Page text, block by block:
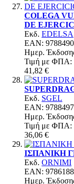
COLEGA
DE
Εκδ. EDELSA
EAN:
Ημερ.
Τιμή με ΦΠΑ:
41,82 €
Εκδ. SGEL
EAN:
Ημερ.
Τιμή με ΦΠΑ:
36,06 €
ΙΣΠΑΝΙΚΗ
Εκδ. ORNIMI
EAN:
Ημερ.